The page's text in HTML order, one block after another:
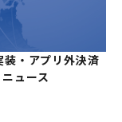
装・アプリ外決済
ュース